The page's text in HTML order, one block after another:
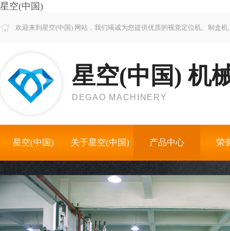
星空(中国)
欢迎来到星空(中国) 网站，我们竭诚为您提供优质的视觉定位机、制盒
星空(中国) 机
DEGAO MACHINERY
星空(中国) 关于星空(中国) 产品中心 荣